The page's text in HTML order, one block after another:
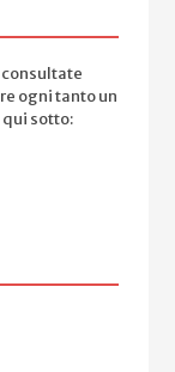
consultate
ogni tanto un
sotto: